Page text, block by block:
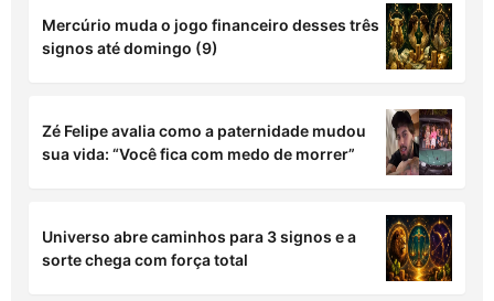
Mercúrio muda o jogo financeiro desses três
signos até domingo (9)
Zé Felipe avalia como a paternidade mudou
sua vida: “Você fica com medo de morrer”
Universo abre caminhos para 3 signos e a
sorte chega com força total